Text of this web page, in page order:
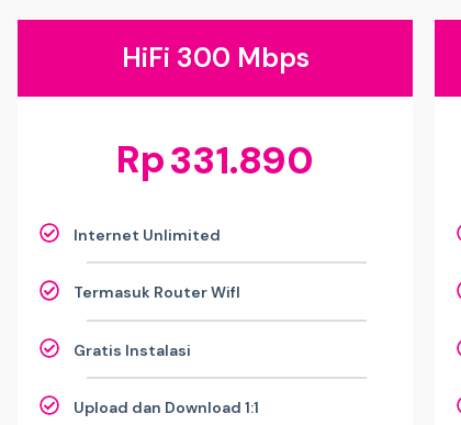
HiFi 300 Mbps
Rp331.890
Internet Unlimited
Termasuk Router WifI
Gratis Instalasi
Upload dan Download 1:1